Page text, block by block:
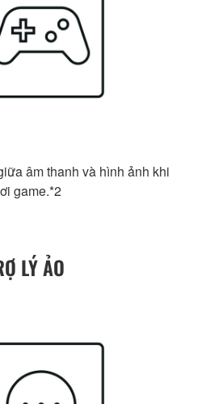
âm thanh và hình ảnh khi
game.*2
LÝ ẢO